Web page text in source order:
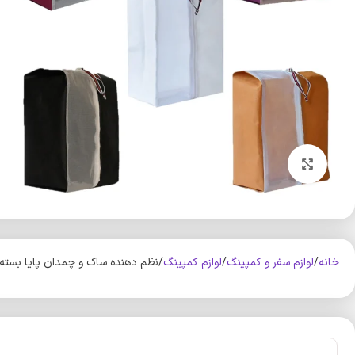
بزرگنمایی تصویر
خانه لوازم سفر و کمپینگ لوازم کمپینگ نظم دهنده ساک و چمدان پایا بسته 5 عددی کد